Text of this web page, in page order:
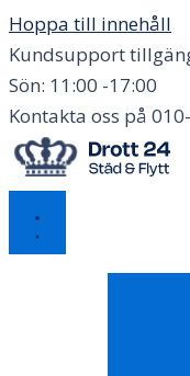
Hoppa till innehåll
Kundsupport
Sön: 11:00 -17:00
Kontakta oss på